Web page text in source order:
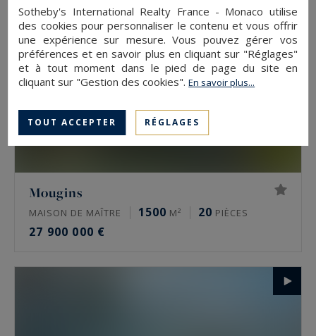
Mougins
MAISON DE MAÎTRE 1500 M² 20 PIÈCES
27 900 000 €
Sotheby's International Realty France - Monaco utilise
des cookies pour personnaliser le contenu et vous offrir
une expérience sur mesure. Vous pouvez gérer vos
préférences et en savoir plus en cliquant sur "Réglages"
et à tout moment dans le pied de page du site en
cliquant sur "Gestion des cookies".En savoir plus...
TOUT ACCEPTER RÉGLAGES